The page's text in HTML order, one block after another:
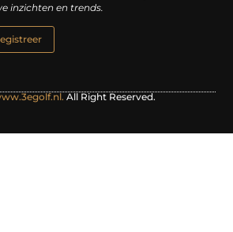
inzichten en trends.
All Right Reserved.